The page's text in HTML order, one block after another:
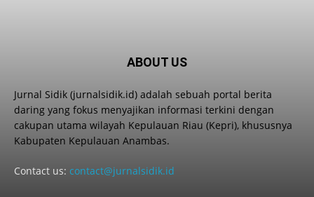
ABOUT US
Jurnal Sidik (jurnalsidik.id) adalah sebuah portal berita
daring yang fokus menyajikan informasi terkini dengan
cakupan utama wilayah Kepulauan Riau (Kepri), khususnya
Kabupaten Kepulauan Anambas.
Contact us: contact@jurnalsidik.id